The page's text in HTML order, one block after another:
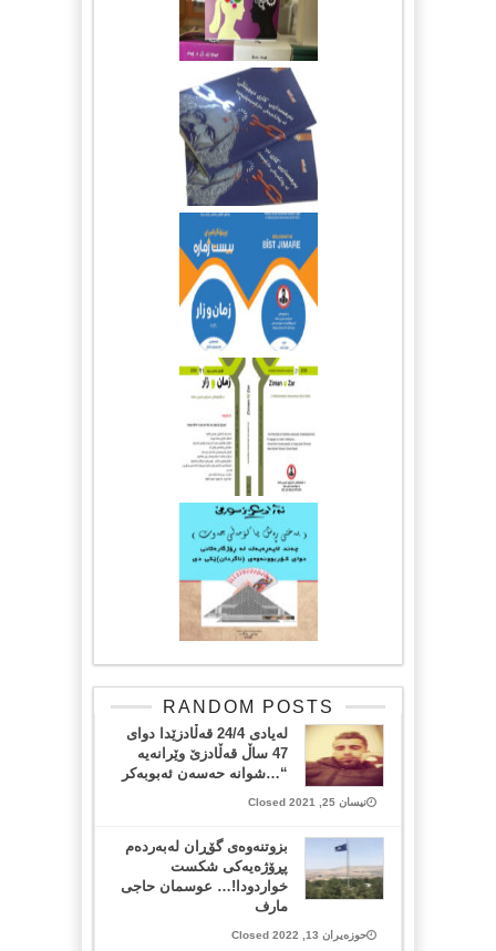
RANDOM POSTS
لەیادی 24/4 قەڵادزێدا دوای
47 ساڵ قەڵادزێ وێرانەیە
“…شوانە حەسەن ئەبوبەکر
نیسان 25, 2021 Closed
بزوتنەوەی گۆڕان لەبەردەم
پڕۆژەیەکی شکست
خواردودا!… عوسمان حاجی
مارف
حوزەیران 13, 2022 Closed